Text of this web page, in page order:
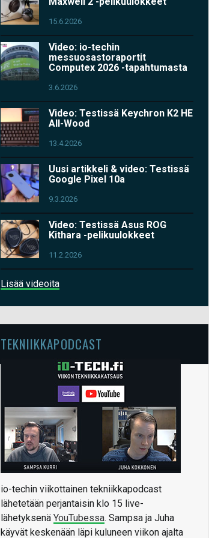
15.6.2026
Video: io-techin
messuosastoraportit
Computex 2026 -tapahtumasta
3.6.2026
Video: Testissä Keychron K2 HE
All-Wood
13.4.2026
Uusi artikkeli & video: Testissä
Google Pixel 10a
9.3.2026
Video: Testissä Asus ROG
Kithara -pelikuulokkeet
11.2.2026
Lisää videoita
TEKNIIKKAPODCAST
io-techin viikottainen tekniikkapodcast
lähetetään perjantaisin klo 15 live-
lähetyksenä YouTubessa. Sampsa ja Juha
käyvät keskenään läpi kuluneen viikon ajalta